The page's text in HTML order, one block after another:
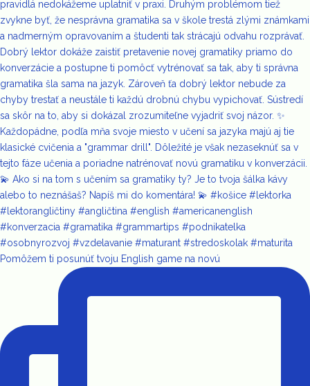
Pomôžem ti posunúť tvoju English game na novú